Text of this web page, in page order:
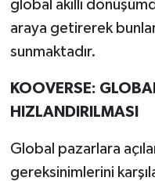
global akıllı
araya getirerek
sunmaktadır.
KOOVERSE:
HIZLANDIRILMASI
Global pazarlara
gereksinimlerini